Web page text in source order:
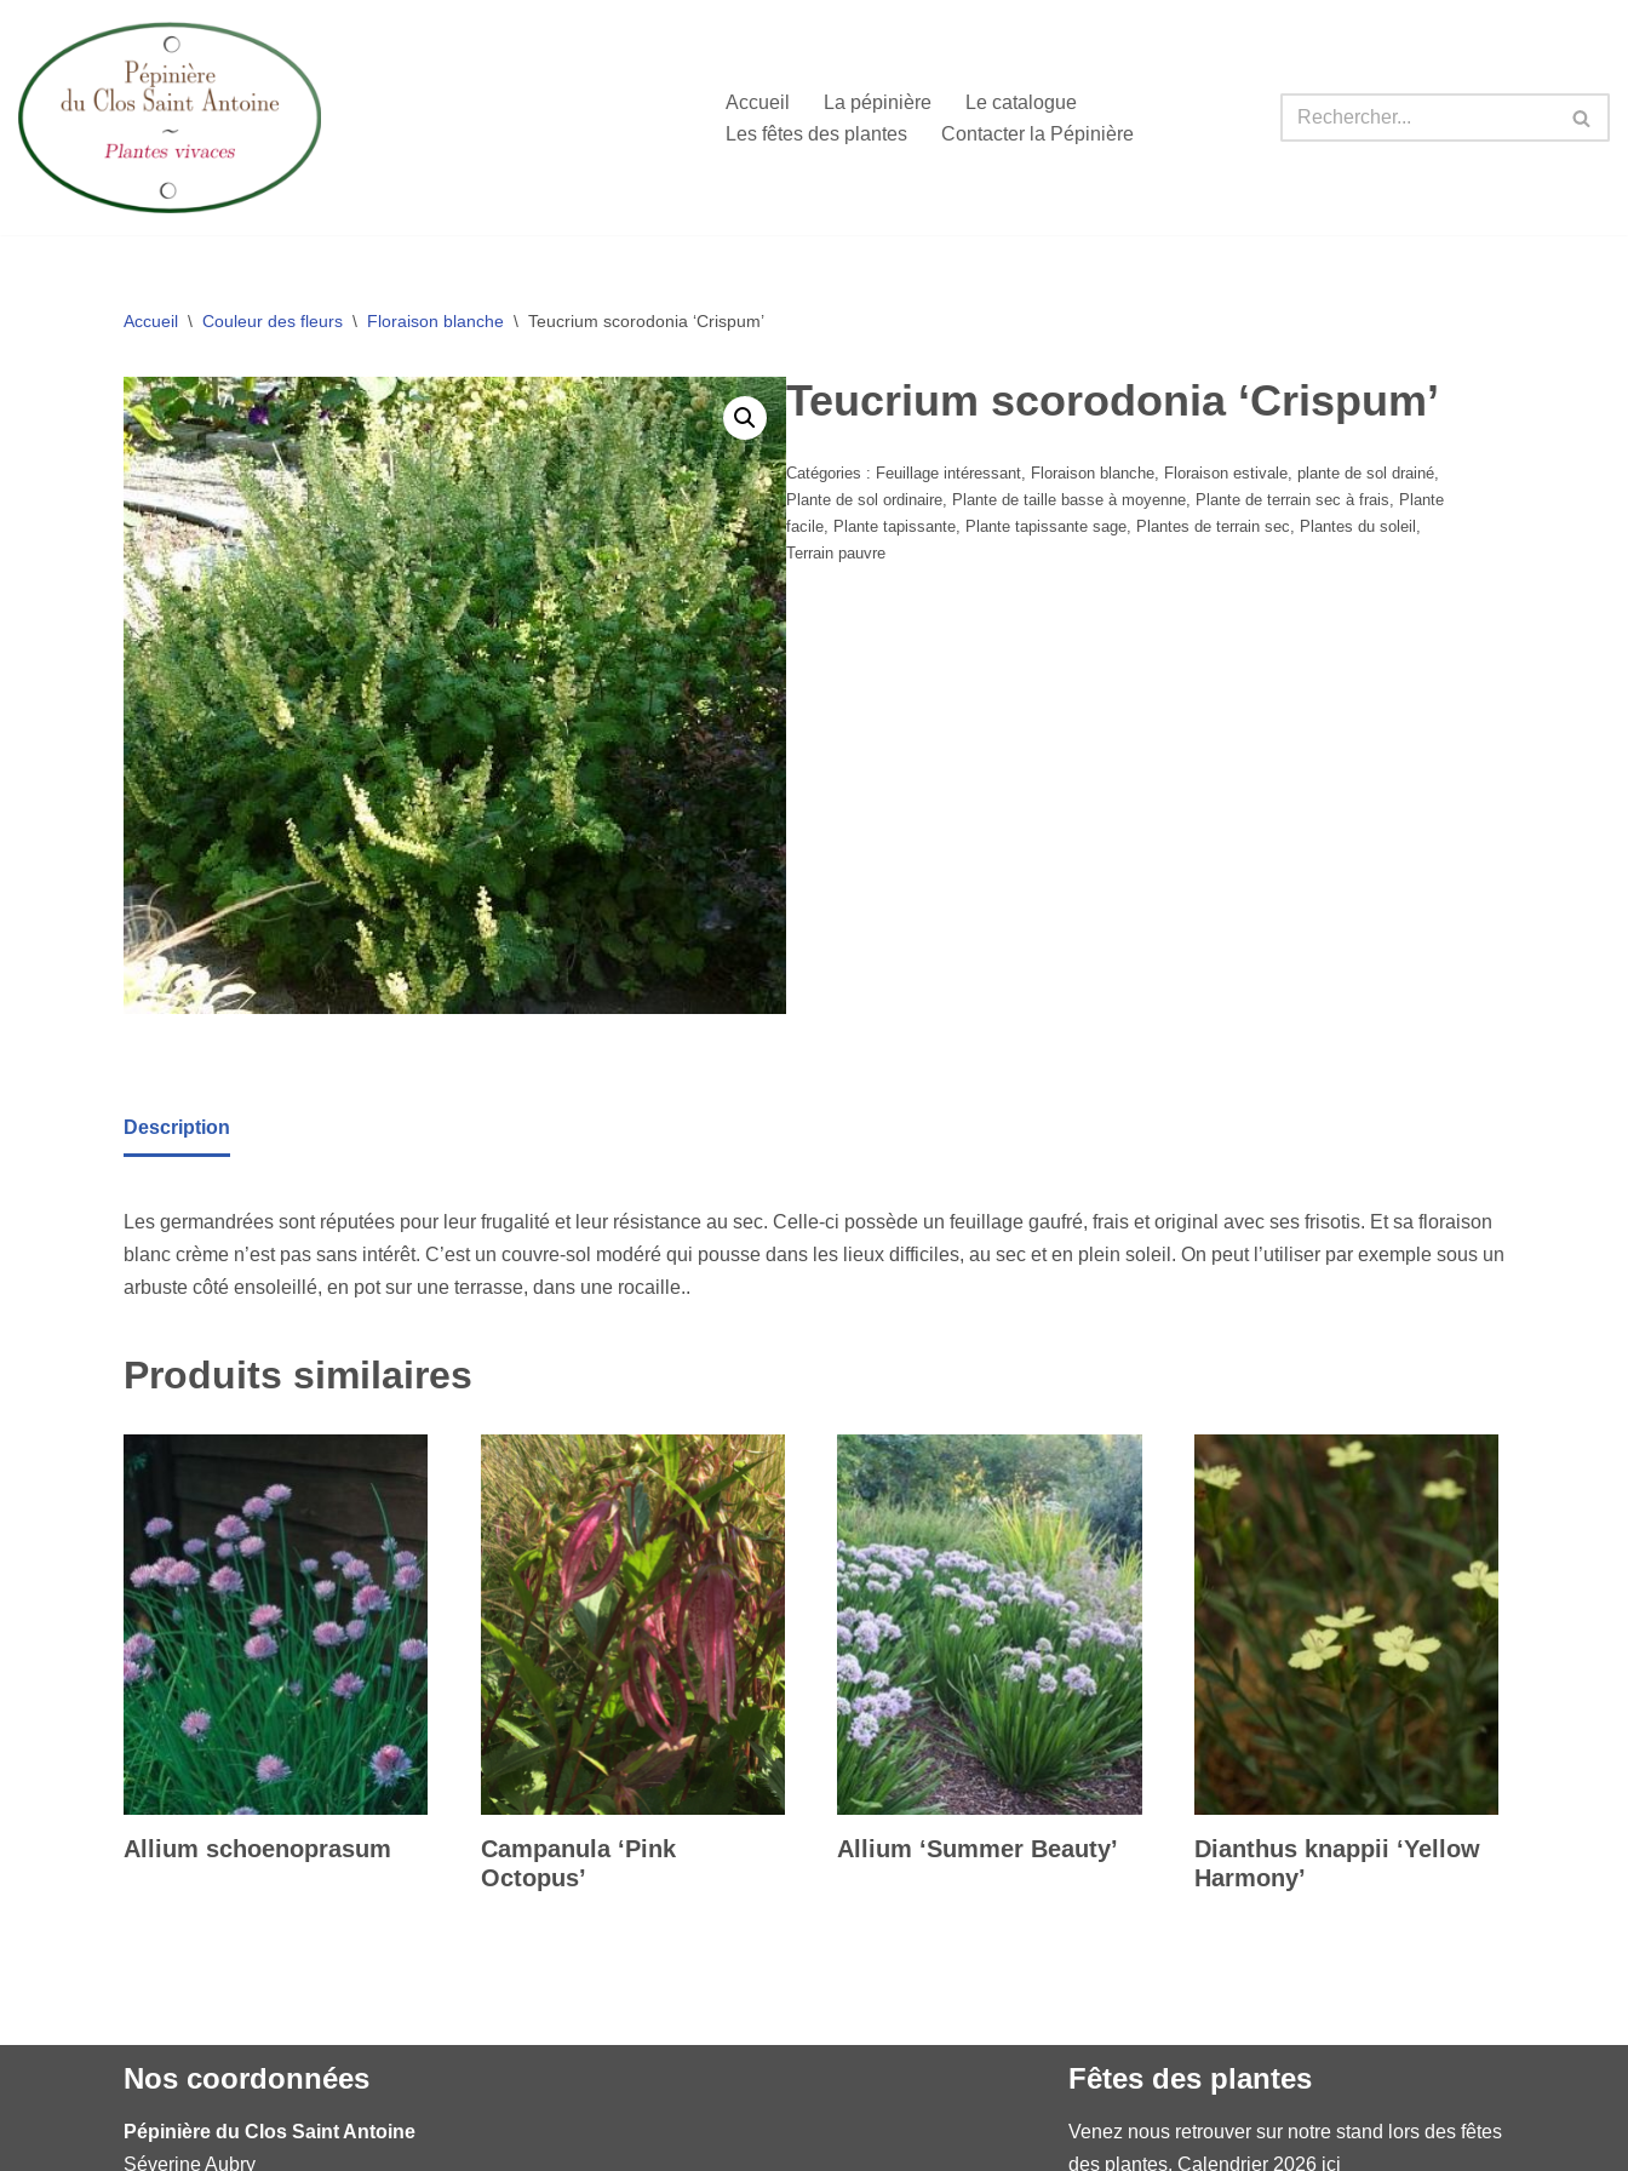
Aller
au
contenu
Accueil La pépinière
Le catalogue
Les fêtes des plantes
Contacter la Pépinière
Accueil \ Couleur des fleurs \ Floraison blanche \ Teucrium scorodonia ‘Crispum’
Teucrium scorodonia ‘Crispum’
Catégories : Feuillage intéressant, Floraison blanche, Floraison estivale,plante de sol drainé,
Plante de sol ordinaire, Plante de taille basse à moyenne, Plante de terrain sec à frais, Plante
facile, Plante tapissante, Plante tapissante sage, Plantes de terrain sec, Plantes du soleil ,
Terrain pauvre
Description
Les germandrées sont réputées pour leur frugalité et leur résistance au sec. Celle-ci possède un feuillage gaufré, frais et original avec ses frisotis. Et sa floraison
blanc crème n’est pas sans intérêt. C’est un couvre-sol modéré qui pousse dans les lieux difficiles, au sec et en plein soleil. On peut l’utiliser par exemple sous un
arbuste côté ensoleillé, en pot sur une terrasse, dans une rocaille..
Produits similaires
Allium schoenoprasum
Campanula ‘Pink
Octopus’
Allium ‘Summer Beauty’
Dianthus knappii ‘Yellow
Harmony’
Nos coordonnées
Pépinière du Clos Saint Antoine
Séverine Aubry
Fêtes des plantes
Venez nous retrouver sur notre stand lors des fêtes
des plantes. Calendrier 2026 ici